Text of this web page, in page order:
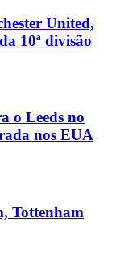
United,
10ª divisão
o Leeds no
nos EUA
Tottenham